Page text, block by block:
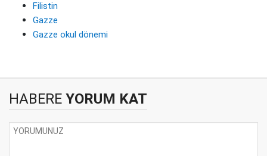
Filistin
Gazze
Gazze okul dönemi
HABERE YORUM KAT